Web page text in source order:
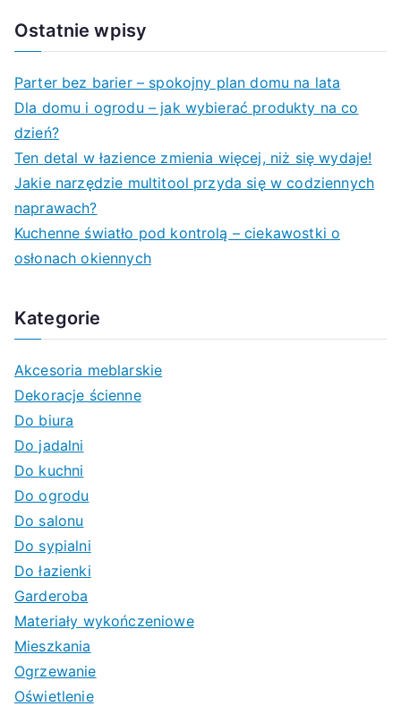
Ostatnie wpisy
Parter bez barier – spokojny plan domu na lata
Dla domu i ogrodu – jak wybierać produkty na co
dzień?
Ten detal w łazience zmienia więcej, niż się wydaje!
Jakie narzędzie multitool przyda się w codziennych
naprawach?
Kuchenne światło pod kontrolą – ciekawostki o
osłonach okiennych
Kategorie
Akcesoria meblarskie
Dekoracje ścienne
Do biura
Do jadalni
Do kuchni
Do ogrodu
Do salonu
Do sypialni
Do łazienki
Garderoba
Materiały wykończeniowe
Mieszkania
Ogrzewanie
Oświetlenie